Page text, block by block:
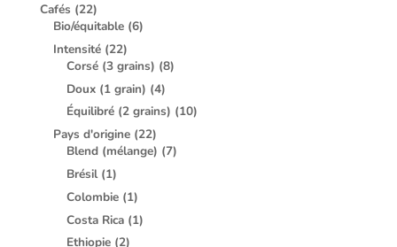
Cafés (22)
Bio/équitable (6)
Intensité (22)
Corsé (3 grains) (8)
Doux (1 grain) (4)
Équilibré (2 grains) (10)
Pays d'origine (22)
Blend (mélange) (7)
Brésil (1)
Colombie (1)
Costa Rica (1)
Ethiopie (2)